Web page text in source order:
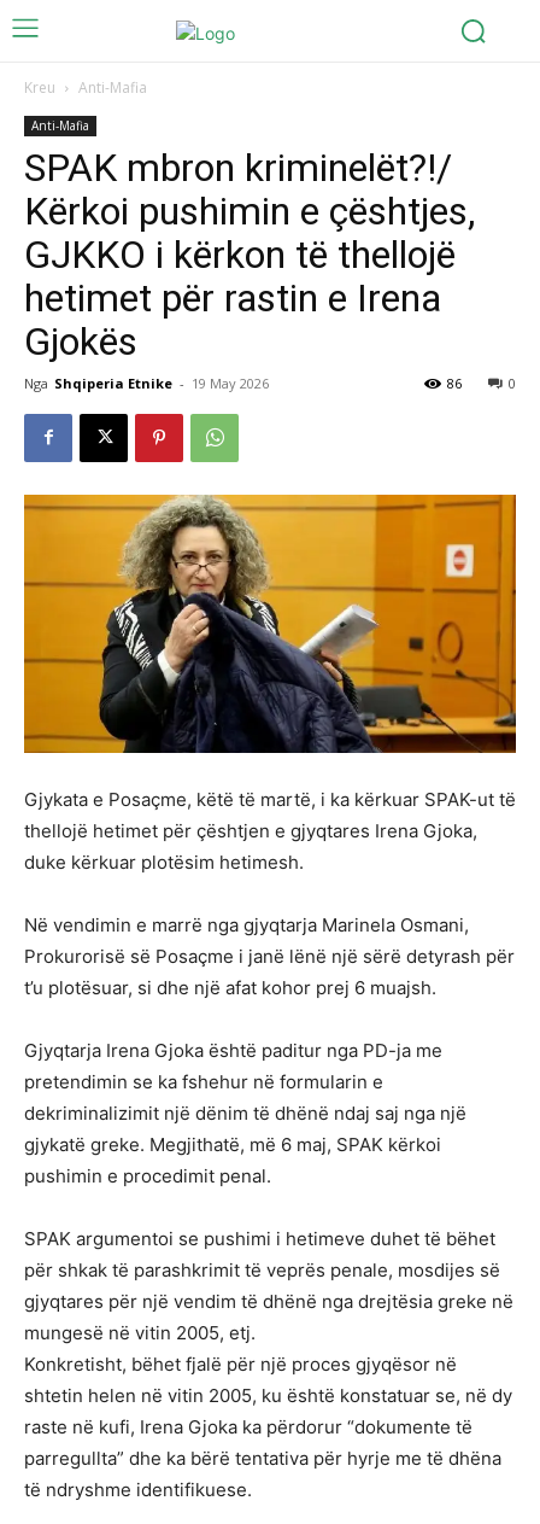
Kreu Anti-Mafia
Anti-Mafia
SPAK mbron kriminelët?!/
Kërkoi pushimin e çështjes,
GJKKO i kërkon të thellojë
hetimet për rastin e Irena
Gjokës
Nga Shqiperia Etnike - 19 May 2026 0
86
Gjykata e Posaçme, këtë të martë, i ka kërkuar SPAK-ut të
thellojë hetimet për çështjen e gjyqtares Irena Gjoka,
duke kërkuar plotësim hetimesh.
Në vendimin e marrë nga gjyqtarja Marinela Osmani,
Prokurorisë së Posaçme i janë lënë një sërë detyrash për
t’u plotësuar, si dhe një afat kohor prej 6 muajsh.
Gjyqtarja Irena Gjoka është paditur nga PD-ja me
pretendimin se ka fshehur në formularin e
dekriminalizimit një dënim të dhënë ndaj saj nga një
gjykatë greke. Megjithatë, më 6 maj, SPAK kërkoi
pushimin e procedimit penal.
SPAK argumentoi se pushimi i hetimeve duhet të bëhet
për shkak të parashkrimit të veprës penale, mosdijes së
gjyqtares për një vendim të dhënë nga drejtësia greke në
mungesë në vitin 2005, etj.
Konkretisht, bëhet fjalë për një proces gjyqësor në
shtetin helen në vitin 2005, ku është konstatuar se, në dy
raste në kufi, Irena Gjoka ka përdorur “dokumente të
parregullta” dhe ka bërë tentativa për hyrje me të dhëna
të ndryshme identifikuese.